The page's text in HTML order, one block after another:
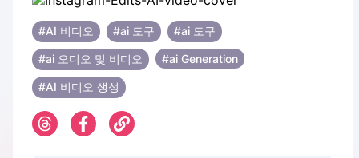
#AI 비디오 #ai 도구 #ai 도구
#ai 오디오 및 비디오 #ai Generation
#AI ​​비디오 생성